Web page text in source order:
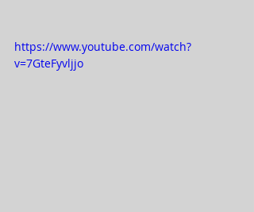
https://www.youtube.com/watch?
v=7GteFyvljjo